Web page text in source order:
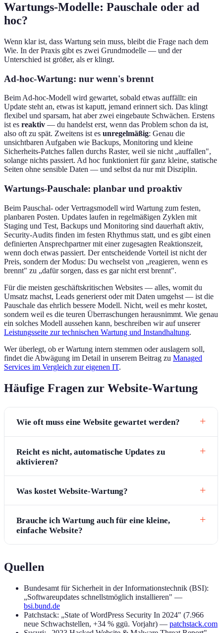
Wartungs-Modelle: Pauschale oder ad
hoc?
Wenn klar ist, dass Wartung sein muss, bleibt die Frage nach dem
Wie. In der Praxis gibt es zwei Grundmodelle — und der
Unterschied ist größer, als er klingt.
Ad-hoc-Wartung: nur wenn's brennt
Beim Ad-hoc-Modell wird gewartet, sobald etwas auffällt: ein
Update steht an, etwas ist kaputt, jemand erinnert sich. Das klingt
flexibel und sparsam, hat aber zwei eingebaute Schwächen. Erstens
ist es reaktiv — du handelst erst, wenn das Problem schon da ist,
also oft zu spät. Zweitens ist es unregelmäßig: Genau die
unsichtbaren Aufgaben wie Backups, Monitoring und kleine
Sicherheits-Patches fallen durchs Raster, weil sie nicht „auffallen",
solange nichts passiert. Ad hoc funktioniert für ganz kleine, statische
Seiten ohne sensible Daten — und selbst da nur mit Disziplin.
Wartungs-Pauschale: planbar und proaktiv
Beim Pauschal- oder Vertragsmodell wird Wartung zum festen,
planbaren Posten. Updates laufen in regelmäßigen Zyklen mit
Staging und Test, Backups und Monitoring sind dauerhaft aktiv,
Security-Audits finden im festen Rhythmus statt, und es gibt einen
definierten Ansprechpartner mit einer zugesagten Reaktionszeit,
wenn doch etwas passiert. Der entscheidende Vorteil ist nicht der
Preis, sondern der Modus: Du wechselst von „reagieren, wenn es
brennt" zu „dafür sorgen, dass es gar nicht erst brennt".
Für die meisten geschäftskritischen Websites — alles, womit du
Umsatz machst, Leads generierst oder mit Daten umgehst — ist die
Pauschale das ehrlich bessere Modell. Nicht, weil es mehr kostet,
sondern weil es die teuren Überraschungen herausnimmt. Wie genau
ein solches Modell aussehen kann, beschreiben wir auf unserer
Leistungsseite zur technischen Wartung und Instandhaltung.
Wer überlegt, ob er Wartung intern stemmen oder auslagern soll,
findet die Abwägung im Detail in unserem Beitrag zu Managed
Services im Vergleich zur eigenen IT.
Häufige Fragen zur Website-Wartung
Wie oft muss eine Website gewartet werden?
Reicht es nicht, automatische Updates zu
aktivieren?
Was kostet Website-Wartung?
Brauche ich Wartung auch für eine kleine,
einfache Website?
Quellen
Bundesamt für Sicherheit in der Informationstechnik (BSI):
„Softwareupdates schnellstmöglich installieren" —
bsi.bund.de
Patchstack: „State of WordPress Security In 2024" (7.966
neue Schwachstellen, +34 % ggü. Vorjahr) — patchstack.com